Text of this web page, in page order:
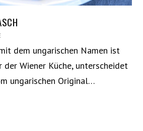
dem ungarischen Namen ist
der Wiener Küche, unterscheidet
ungarischen Original…